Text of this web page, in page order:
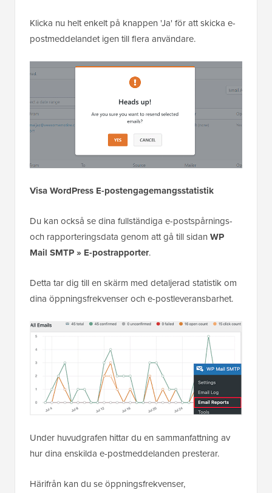
Klicka nu helt enkelt på knappen 'Ja' för att skicka e-
postmeddelandet igen till flera användare.
Visa WordPress E-postengagemangsstatistik
Du kan också se dina fullständiga e-postspårnings-
och rapporteringsdata genom att gå till sidan WP
Mail SMTP » E-postrapporter.
Detta tar dig till en skärm med detaljerad statistik om
dina öppningsfrekvenser och e-postleveransbarhet.
Under huvudgrafen hittar du en sammanfattning av
hur dina enskilda e-postmeddelanden presterar.
Härifrån kan du se öppningsfrekvenser,